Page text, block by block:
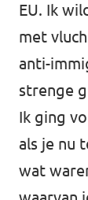
EU. Ik
met
anti-
strenge
Ik ging
als je nu
wat